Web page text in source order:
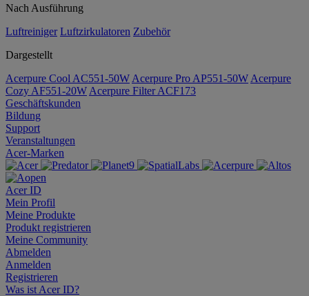
Nach Ausführung
Luftreiniger Luftzirkulatoren Zubehör
Dargestellt
Acerpure Cool AC551-50W Acerpure Pro AP551-50W Acerpure
Cozy AF551-20W Acerpure Filter ACF173
Geschäftskunden
Bildung
Support
Veranstaltungen
Acer-Marken
Acer ID
Mein Profil
Meine Produkte
Produkt registrieren
Meine Community
Abmelden
Anmelden
Registrieren
Was ist Acer ID?